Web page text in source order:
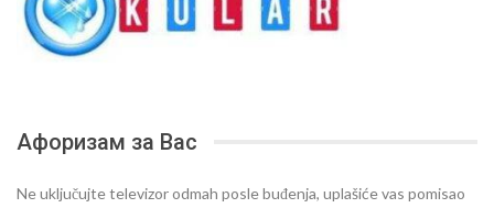
Афоризам за Вас
Ne uključujte televizor odmah posle buđenja, uplašiće vas pomisao